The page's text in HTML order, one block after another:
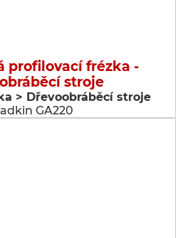
profilovací frézka -
stroje
> Dřevoobráběcí stroje
GA220